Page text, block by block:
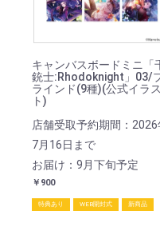
キャンバスボードミニ「
銃士:Rhodoknight」03/
ラインド(9種)(公式イラス
ト)
店舗受取予約期間：2026
7月16日まで
お届け：9月下旬予定
￥900
特典あり WEB開封式 新商品